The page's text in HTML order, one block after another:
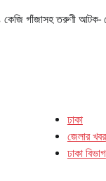
কেজি গাঁজাসহ তরুণী আটক-
ঢাকা
জেলার খবর
ঢাকা বিভাগ